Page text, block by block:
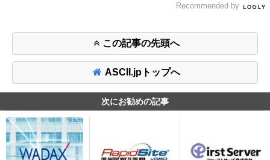
Recommended by
この記事の先頭へ
ASCII.jpトップへ
次にお勧めの記事